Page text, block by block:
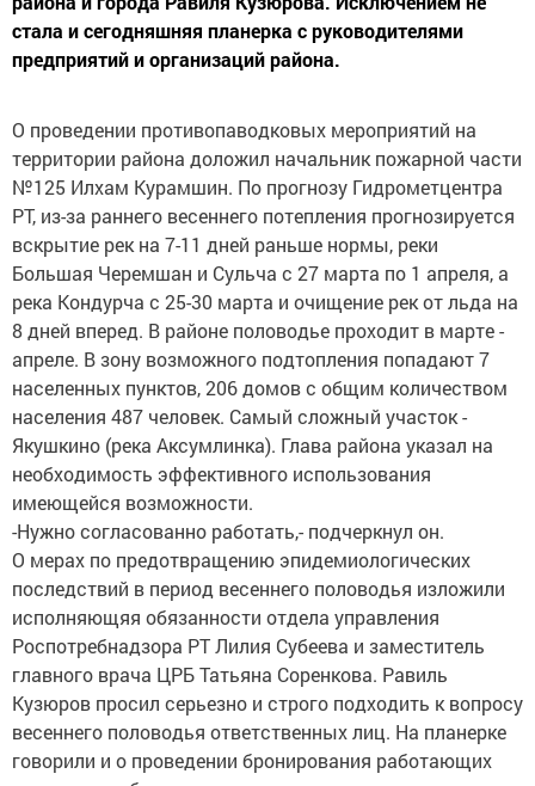
стала и сегодняшняя планерка с руководителями
предприятий и организаций района.
О проведении противопаводковых мероприятий на
территории района доложил начальник пожарной части
№125 Илхам Курамшин. По прогнозу Гидрометцентра
РТ, из-за раннего весеннего потепления прогнозируется
вскрытие рек на 7-11 дней раньше нормы, реки
Большая Черемшан и Сульча с 27 марта по 1 апреля, а
река Кондурча с 25-30 марта и очищение рек от льда на
8 дней вперед. В районе половодье проходит в марте -
апреле. В зону возможного подтопления попадают 7
населенных пунктов, 206 домов с общим количеством
населения 487 человек. Самый сложный участок -
Якушкино (река Аксумлинка). Глава района указал на
необходимость эффективного использования
имеющейся возможности.
-Нужно согласованно работать,- подчеркнул он.
О мерах по предотвращению эпидемиологических
последствий в период весеннего половодья изложили
исполняющяя обязанности отдела управления
Роспотребнадзора РТ Лилия Субеева и заместитель
главного врача ЦРБ Татьяна Соренкова. Равиль
Кузюров просил серьезно и строго подходить к вопросу
весеннего половодья ответственных лиц. На планерке
говорили и о проведении бронирования работающих